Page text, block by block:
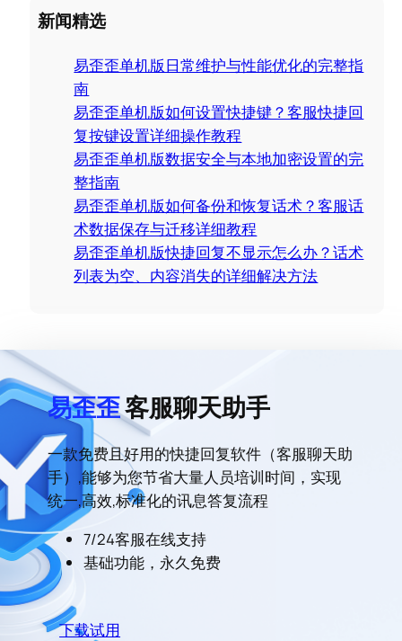
a
r
新闻精选
易歪歪单机版日常维护与性能优化的完整指
南
易歪歪单机版如何设置快捷键？客服快捷回
复按键设置详细操作教程
易歪歪单机版数据安全与本地加密设置的完
整指南
易歪歪单机版如何备份和恢复话术？客服话
术数据保存与迁移详细教程
易歪歪单机版快捷回复不显示怎么办？话术
列表为空、内容消失的详细解决方法
易歪歪客服聊天助手
一款免费且好用的快捷回复软件（客服聊天助
手）,能够为您节省大量人员培训时间，实现
统一,高效,标准化的讯息答复流程
7/24客服在线支持
基础功能，永久免费
下载试用